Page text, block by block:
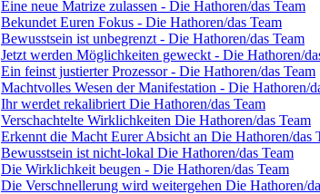
Eine neue Matrize zulassen - Die Hathoren/das Team
Bekundet Euren Fokus - Die Hathoren/das Team
Bewusstsein ist unbegrenzt - Die Hathoren/das Team
Jetzt werden Möglichkeiten geweckt - Die Hathoren/
Ein feinst justierter Prozessor - Die Hathoren/das Team
Machtvolles Wesen der Manifestation - Die Hathoren/
Ihr werdet rekalibriert Die Hathoren/das Team
Verschachtelte Wirklichkeiten Die Hathoren/das Team
Erkennt die Macht Eurer Absicht an Die Hathoren/das
Bewusstsein ist nicht-lokal Die Hathoren/das Team
Die Wirklichkeit beugen - Die Hathoren/das Team
Die Verschnellerung wird weitergehen Die Hathoren/